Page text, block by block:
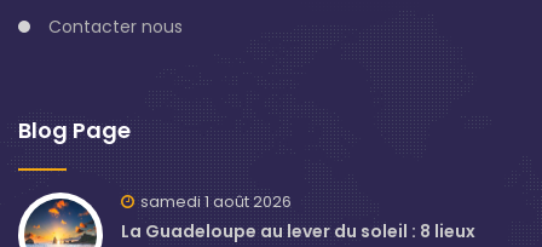
Contacter nous
Blog Page
samedi 1 août 2026
La Guadeloupe au lever du soleil : 8 lieux